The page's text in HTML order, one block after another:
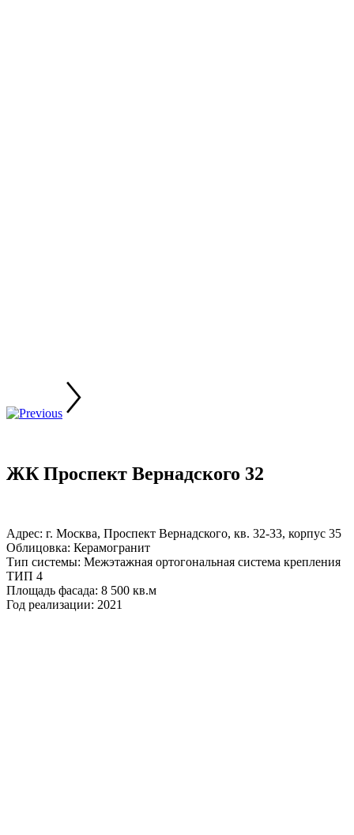
ЖК Проспект Вернадского 32
Адрес: г. Москва, Проспект Вернадского, кв. 32-33, корпус 35
Облицовка: Керамогранит
Тип системы: Межэтажная ортогональная система крепления
ТИП 4
Площадь фасада: 8 500 кв.м
Год реализации: 2021